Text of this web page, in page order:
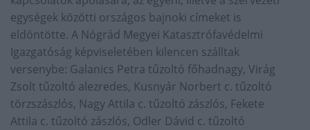
egységek közötti országos bajnoki címeket is
eldöntötte. A Nógrád Megyei Katasztrófavédelmi
Igazgatóság képviseletében kilencen szálltak
versenybe: Galanics Petra tűzoltó főhadnagy, Virág
Zsolt tűzoltó alezredes, Kusnyár Norbert c. tűzoltó
törzszászlós, Nagy Attila c. tűzoltó zászlós, Fekete
Attila c. tűzoltó zászlós, Odler Dávid c. tűzoltó